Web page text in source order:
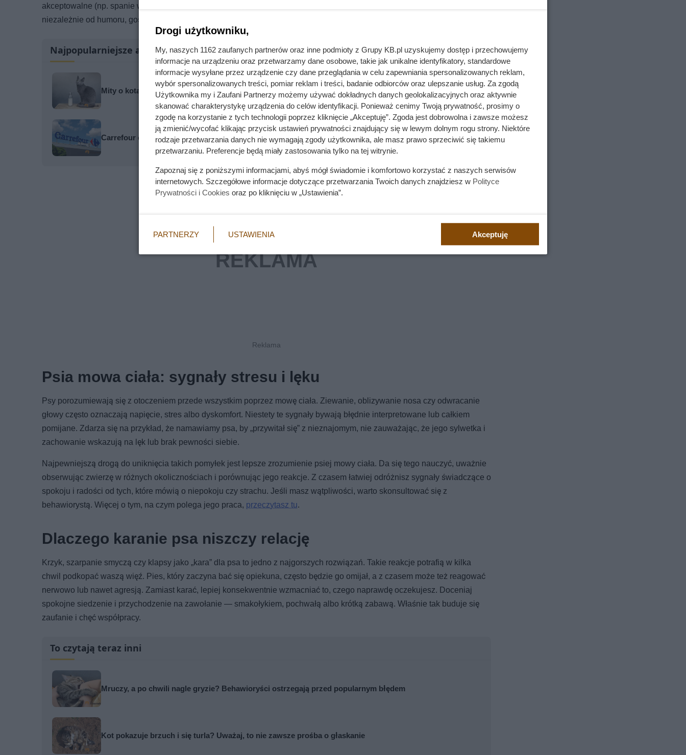
akceptowalne (np. spanie w łóżku), a co nie (np. żebranie o jedzenie przy stole), i stosuj te ustalenia konsekwentnie —
niezależnie od humoru, gości czy „wyjątkowej” sytuacji.
Najpopularniejsze artykuły
Mity o kotach, w które wciąż wierzymy. Jeden z nich kosztuje zdrowie tysięcy zwierząt
Carrefour obniżył cenę masła o prawie 20 zł. Cena zadziwia klientów
Psia mowa ciała: sygnały stresu i lęku
Psy porozumiewają się z otoczeniem przede wszystkim poprzez mowę ciała. Ziewanie, oblizywanie nosa czy odwracanie
głowy często oznaczają napięcie, stres albo dyskomfort. Niestety te sygnały bywają błędnie interpretowane lub całkiem
pomijane. Zdarza się na przykład, że namawiamy psa, by „przywitał się” z nieznajomym, nie zauważając, że jego sylwetka i
zachowanie wskazują na lęk lub brak pewności siebie.
Najpewniejszą drogą do uniknięcia takich pomyłek jest lepsze zrozumienie psiej mowy ciała. Da się tego nauczyć, uważnie
obserwując zwierzę w różnych okolicznościach i porównując jego reakcje. Z czasem łatwiej odróżnisz sygnały świadczące o
spokoju i radości od tych, które mówią o niepokoju czy strachu. Jeśli masz wątpliwości, warto skonsultować się z
behawiorystą. Więcej o tym, na czym polega jego praca, przeczytasz tu.
Dlaczego karanie psa niszczy relację
Krzyk, szarpanie smyczą czy klapsy jako „kara” dla psa to jedno z najgorszych rozwiązań. Takie reakcje potrafią w kilka
chwil podkopać waszą więź. Pies, który zaczyna bać się opiekuna, często będzie go omijał, a z czasem może też reagować
nerwowo lub nawet agresją. Zamiast karać, lepiej konsekwentnie wzmacniać to, czego naprawdę oczekujesz. Doceniaj
spokojne siedzenie i przychodzenie na zawołanie — smakołykiem, pochwałą albo krótką zabawą. Właśnie tak buduje się
zaufanie i chęć współpracy.
To czytają teraz inni
Mruczy, a po chwili nagle gryzie? Behawioryści ostrzegają przed popularnym błędem
Kot pokazuje brzuch i się turla? Uważaj, to nie zawsze prośba o głaskanie
Drogi użytkowniku,
My, naszych 1162 zaufanych partnerów oraz inne podmioty z Grupy KB.pl uzyskujemy dostęp i przechowujemy
informacje na urządzeniu oraz przetwarzamy dane osobowe, takie jak unikalne identyfikatory, standardowe
informacje wysyłane przez urządzenie czy dane przeglądania w celu zapewniania spersonalizowanych reklam,
wybór spersonalizowanych treści, pomiar reklam i treści, badanie odbiorców oraz ulepszanie usług. Za zgodą
Użytkownika my i Zaufani Partnerzy możemy używać dokładnych danych geolokalizacyjnych oraz aktywnie
skanować charakterystykę urządzenia do celów identyfikacji. Ponieważ cenimy Twoją prywatność, prosimy o
zgodę na korzystanie z tych technologii poprzez kliknięcie „Akceptuję”. Zgoda jest dobrowolna i zawsze możesz
ją zmienić/wycofać klikając przycisk ustawień prywatności znajdujący się w lewym dolnym rogu strony. Niektóre
rodzaje przetwarzania danych nie wymagają zgody użytkownika, ale masz prawo sprzeciwić się takiemu
przetwarzaniu. Preferencje będą miały zastosowania tylko na tej witrynie.
Zapoznaj się z poniższymi informacjami, abyś mógł świadomie i komfortowo korzystać z naszych serwisów
internetowych. Szczegółowe informacje dotyczące przetwarzania Twoich danych znajdziesz w Polityce
Prywatności i Cookies oraz po kliknięciu w „Ustawienia”.
PARTNERZY USTAWIENIA Akceptuję